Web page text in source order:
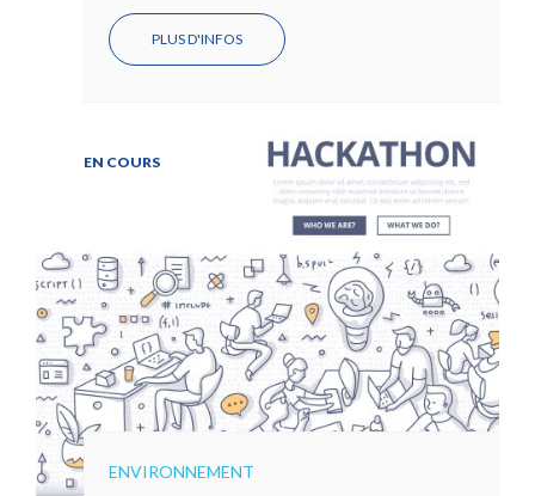
PLUS D'INFOS
EN COURS
ENVIRONNEMENT